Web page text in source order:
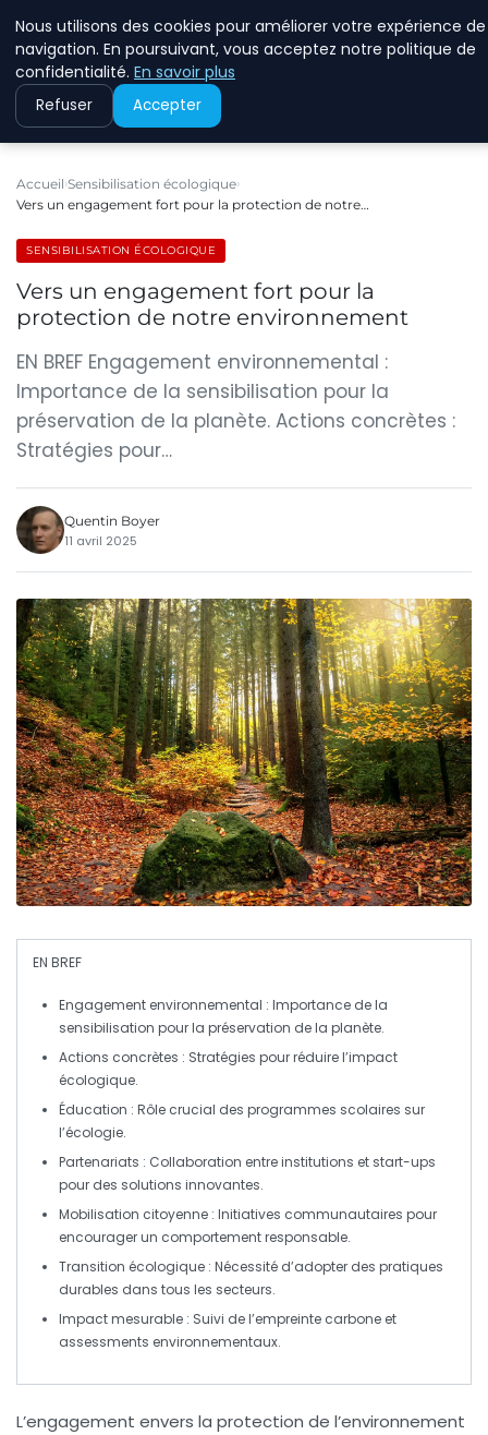
Accueil Sensibilisation écologique
Vers un engagement fort pour la protection de notre…
SENSIBILISATION ÉCOLOGIQUE
Vers un engagement fort pour la
protection de notre environnement
EN BREF Engagement environnemental :
Importance de la sensibilisation pour la
préservation de la planète. Actions concrètes :
Stratégies pour…
Quentin Boyer
11 avril 2025
EN BREF
Engagement environnemental : Importance de la
sensibilisation pour la préservation de la planète.
Actions concrètes : Stratégies pour réduire l’impact
écologique.
Éducation : Rôle crucial des programmes scolaires sur
l’écologie.
Partenariats : Collaboration entre institutions et start-ups
pour des solutions innovantes.
Mobilisation citoyenne : Initiatives communautaires pour
encourager un comportement responsable.
Transition écologique : Nécessité d’adopter des pratiques
durables dans tous les secteurs.
Impact mesurable : Suivi de l’empreinte carbone et
assessments environnementaux.
L’engagement envers la protection de l’environnement
Nous utilisons des cookies pour améliorer votre expérience de
navigation. En poursuivant, vous acceptez notre politique de
confidentialité. En savoir plus
Refuser Accepter